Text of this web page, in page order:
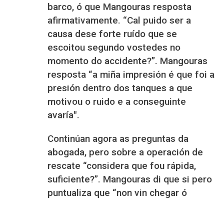
barco, ó que Mangouras resposta
afirmativamente. “Cal puido ser a
causa dese forte ruído que se
escoitou segundo vostedes no
momento do accidente?”. Mangouras
resposta “a miña impresión é que foi a
presión dentro dos tanques a que
motivou o ruido e a conseguinte
avaría".
Continúan agora as preguntas da
abogada, pero sobre a operación de
rescate “considera que fou rápida,
suficiente?”. Mangouras di que si pero
puntualiza que “non vin chegar ó